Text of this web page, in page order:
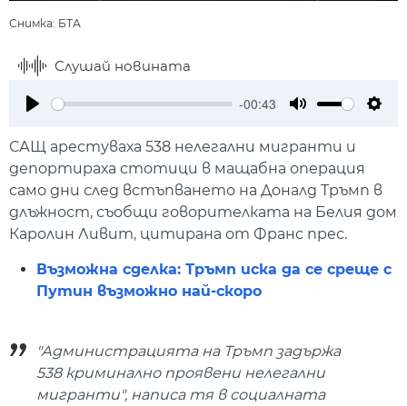
Снимка: БТА
Слушай новината
-00:43
САЩ арестуваха 538 нелегални мигранти и
депортираха стотици в мащабна операция
само дни след встъпването на Доналд Тръмп в
длъжност, съобщи говорителката на Белия дом
Каролин Ливит, цитирана от Франс прес.
Възможна сделка: Тръмп иска да се среще с
Путин възможно най-скоро
"Администрацията на Тръмп задържа
538 криминално проявени нелегални
мигранти", написа тя в социалната